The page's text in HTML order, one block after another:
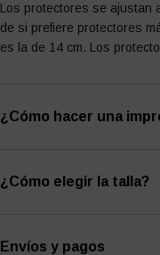
Los protectores se ajustan
de si prefiere protectores
es la de 14 cm. Los
¿Cómo hacer una
¿Cómo elegir la talla?
Envíos y pagos